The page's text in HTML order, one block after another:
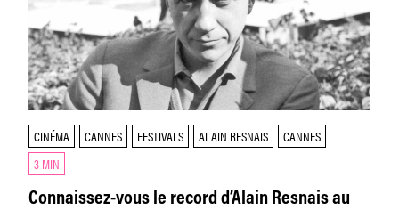
CINÉMA CANNES FESTIVALS ALAIN RESNAIS
CANNES
3 MIN
Connaissez-vous le record d’Alain Resnais au